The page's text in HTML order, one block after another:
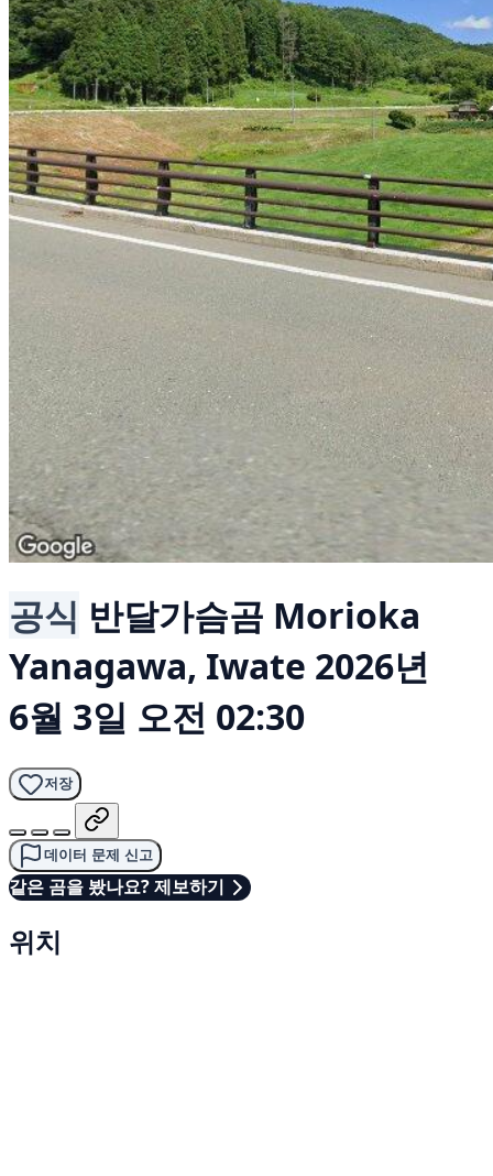
공식 반달가슴곰 Morioka
Yanagawa, Iwate 2026년
6월 3일 오전 02:30
저장
데이터 문제 신고
같은 곰을 봤나요? 제보하기
위치